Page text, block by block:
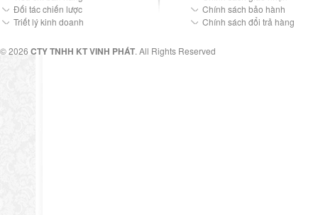
Đối tác chiến lược
Triết lý kinh doanh
Chính sách bảo hành
Chính sách đổi trả hàng
© 2026 CTY TNHH KT VINH PHÁT. All Rights Reserved